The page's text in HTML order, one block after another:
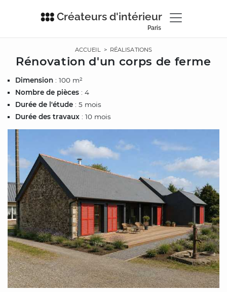
Créateurs d'intérieur
Paris
ACCUEIL> RÉALISATIONS
Rénovation d'un corps de ferme
Dimension : 100 m²
Nombre de pièces : 4
Durée de l'étude : 5 mois
Durée des travaux : 10 mois